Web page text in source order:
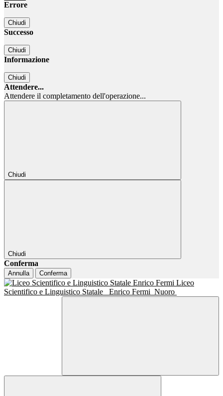
Errore
Chiudi
Successo
Chiudi
Informazione
Chiudi
Attendere...
Attendere il completamento dell'operazione...
Chiudi
Chiudi
Conferma
Annulla Conferma
Liceo
Scientifico e Linguistico Statale
Enrico Fermi Nuoro